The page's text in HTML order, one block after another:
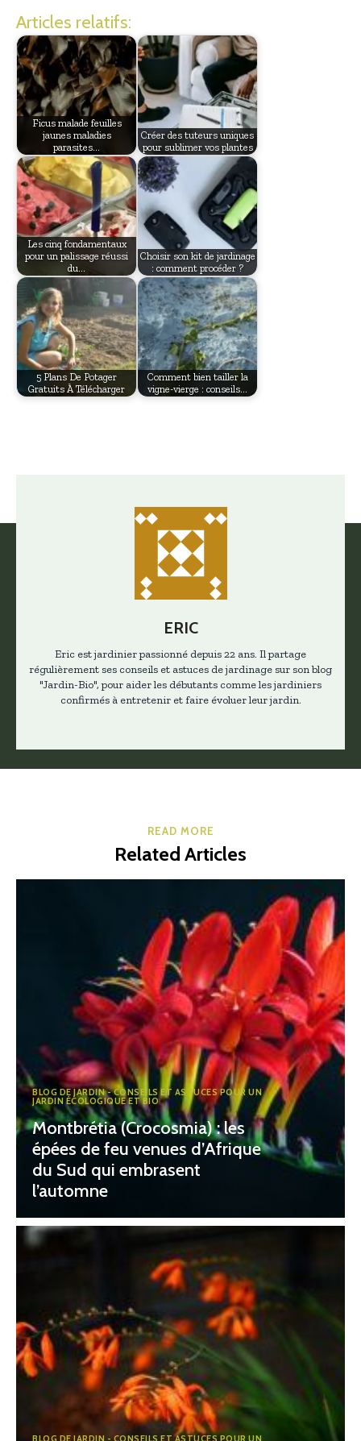
Articles relatifs:
Ficus malade feuilles
jaunes maladies
parasites…
Créer des tuteurs uniques
pour sublimer vos plantes
Les cinq fondamentaux
pour un palissage réussi
du…
Choisir son kit de jardinage
: comment procéder ?
5 Plans De Potager
Gratuits À Télécharger
Comment bien tailler la
vigne-vierge : conseils…
ERIC
Eric est jardinier passionné depuis 22 ans. Il partage
régulièrement ses conseils et astuces de jardinage sur son blog
"Jardin-Bio", pour aider les débutants comme les jardiniers
confirmés à entretenir et faire évoluer leur jardin.
READ MORE
Related Articles
BLOG DE JARDIN - CONSEILS ET ASTUCES POUR UN
JARDIN ÉCOLOGIQUE ET BIO
Montbrétia (Crocosmia) : les
épées de feu venues d’Afrique
du Sud qui embrasent
l’automne
BLOG DE JARDIN - CONSEILS ET ASTUCES POUR UN